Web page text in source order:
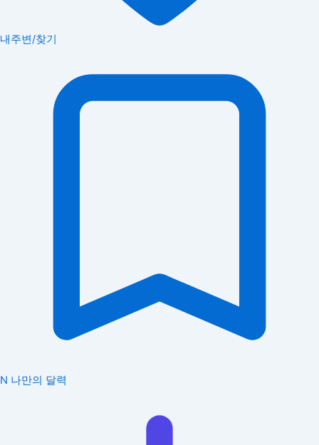
내주변/찾기
N 나만의 달력